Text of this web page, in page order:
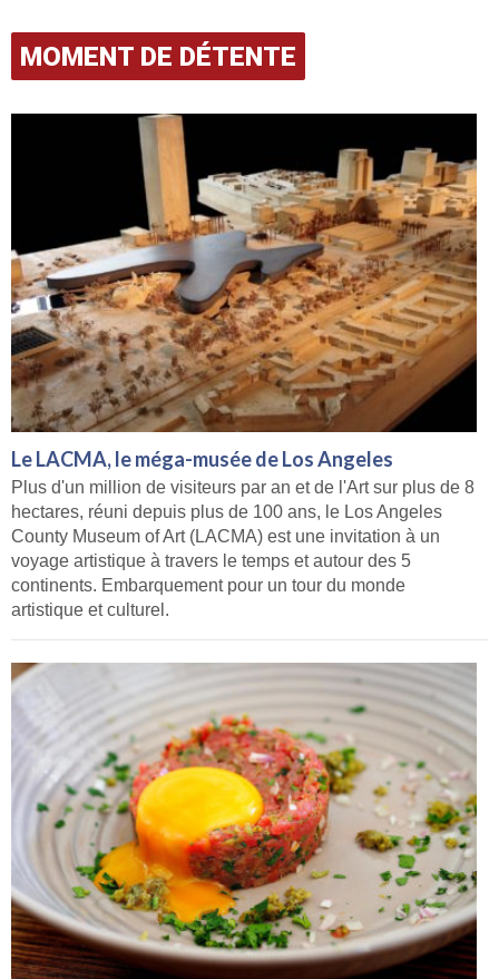
MOMENT DE DÉTENTE
Le LACMA, le méga-musée de Los Angeles
Plus d'un million de visiteurs par an et de l'Art sur plus de 8
hectares, réuni depuis plus de 100 ans, le Los Angeles
County Museum of Art (LACMA) est une invitation à un
voyage artistique à travers le temps et autour des 5
continents. Embarquement pour un tour du monde
artistique et culturel.